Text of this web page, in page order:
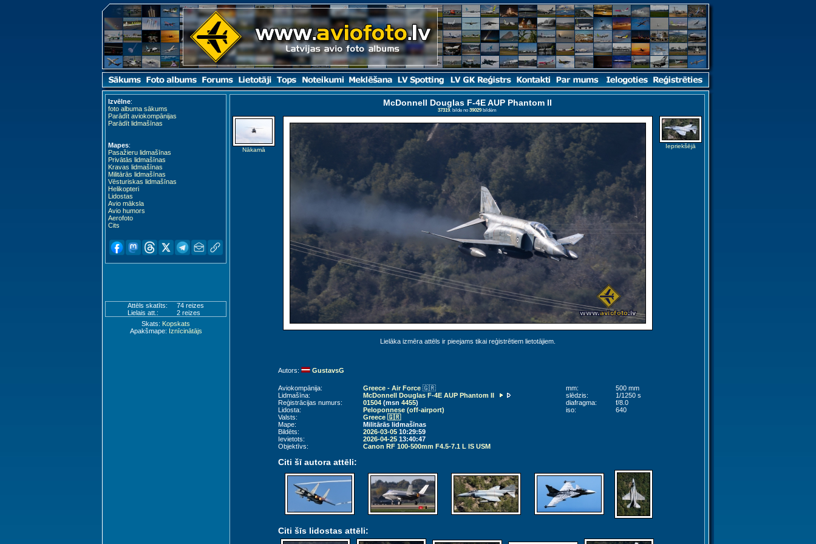
Izvēlne:
foto albuma sākums
Parādīt aviokompānijas
Parādīt lidmašīnas
Mapes:
Pasažieru lidmašīnas
Privātās lidmašīnas
Kravas lidmašīnas
Militārās lidmašīnas
Vēsturiskas lidmašīnas
Helikopteri
Lidostas
Avio māksla
Avio humors
Aerofoto
Cits
Attēls skatīts:
74 reizes
Lielais att.:
2 reizes
Skats: Kopskats
Apakšmape: Iznīcinātājs
McDonnell Douglas F-4E AUP Phantom II
37319. bilde no 39029bildēm
Nākamā
Lielāka izmēra attēls ir pieejams tikai reģistrētiem lietotājiem.
Iepriekšējā
Autors: GustavsG
Aviokompānija: Greece - Air Force 🇬🇷
Lidmašīna:
McDonnell Douglas F-4E AUP Phantom II
Reģistrācijas numurs:
01504(msn 4455)
Lidosta:
Peloponnese (off-airport)
Valsts:
Greece 🇬🇷
Mape:
Militārās lidmašīnas
Bildēts:
2026-03-0510:29:59
Ievietots:
2026-04-2513:40:47
Objektīvs:
Canon RF 100-500mm F4.5-7.1 L IS USM
mm:
500 mm
slēdzis:
1/1250 s
diafragma:
f/8.0
iso:
640
Citi šī autora attēli:
Citi šīs lidostas attēli: